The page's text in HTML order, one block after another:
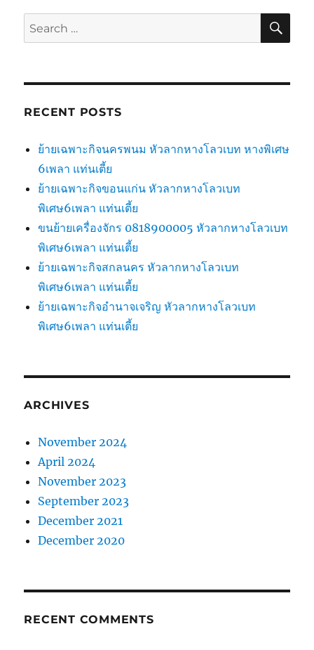
Search
for:
RECENT POSTS
ย้ายเฉพาะกิจนครพนม หัวลากหางโลวเบท หางพิเศษ
6เพลา แท่นเตี้ย
ย้ายเฉพาะกิจขอนแก่น หัวลากหางโลวเบท
พิเศษ6เพลา แท่นเตี้ย
ขนย้ายเครื่องจักร 0818900005 หัวลากหางโลวเบท
พิเศษ6เพลา แท่นเตี้ย
ย้ายเฉพาะกิจสกลนคร หัวลากหางโลวเบท
พิเศษ6เพลา แท่นเตี้ย
ย้ายเฉพาะกิจอำนาจเจริญ หัวลากหางโลวเบท
พิเศษ6เพลา แท่นเตี้ย
ARCHIVES
November 2024
April 2024
November 2023
September 2023
December 2021
December 2020
RECENT COMMENTS